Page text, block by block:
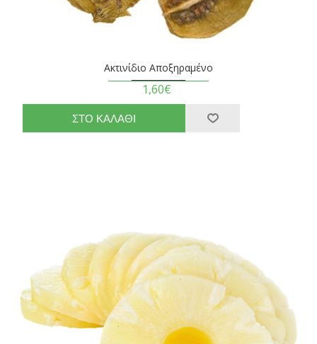
Ακτινίδιο Αποξηραμένο
1,60€